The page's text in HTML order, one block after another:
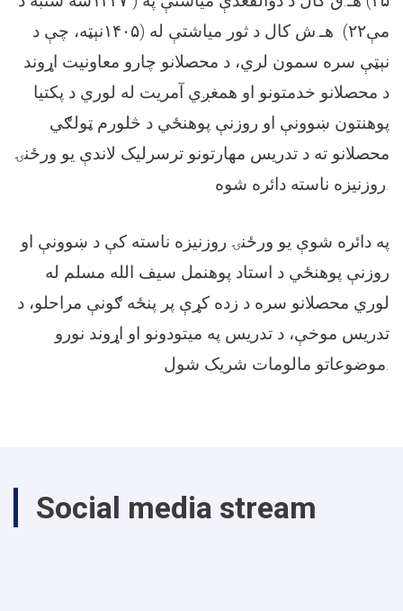
نېټه، چې د۱۴۰۵هـ.ش کال د ثور میاشتې له ( ۲۲)مې
نېټې سره سمون لري، د محصلانو چارو معاونیت اړوند
د محصلانو خدمتونو او همغږي آمریت له لوري د پکتیا
پوهنتون ښوونې او روزنې پوهنځي د څلورم ټولګي
محصلانو ته د تدریس مهارتونو ترسرلیک لاندې یو ورځنۍ
روزنیزه ناسته دائره شوه.
په دائره شوې یو ورځنۍ روزنیزه ناسته کې د ښوونې او
روزنې پوهنځي د استاد پوهنمل سیف الله مسلم له
لوري محصلانو سره د زده کړې پر پنځه ګونې مراحلو، د
تدریس موخې، د تدریس په میتودونو او اړوند نورو
موضوعاتو مالومات شریک شول.
Social media stream